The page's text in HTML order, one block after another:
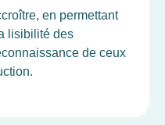
en permettant
lisibilité des
de ceux